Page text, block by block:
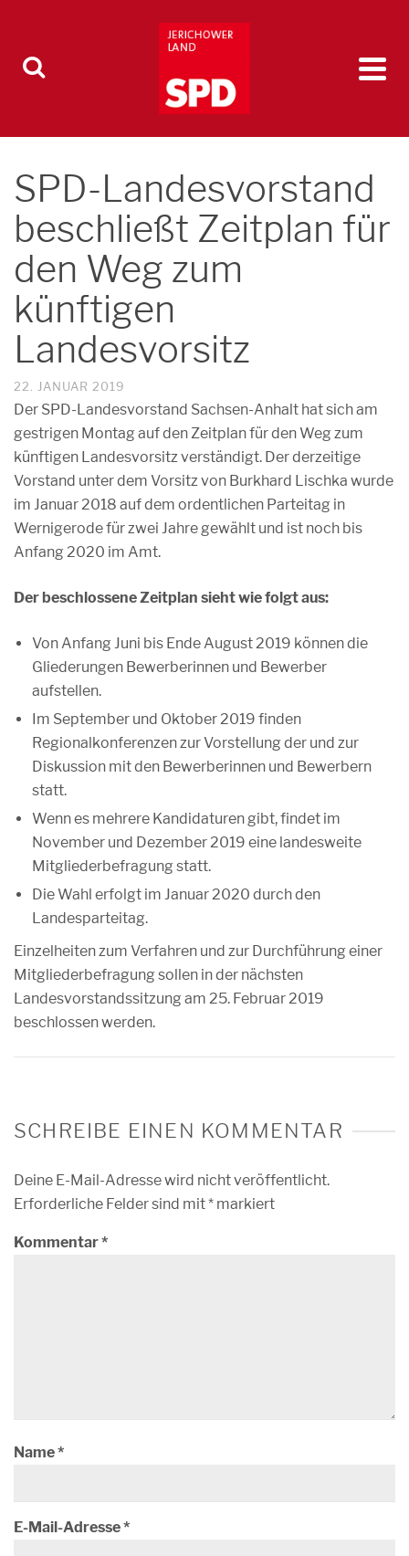
SPD-Landesvorstand
beschließt Zeitplan für
den Weg zum
künftigen
Landesvorsitz
22. JANUAR 2019
Der SPD-Landesvorstand Sachsen-Anhalt hat sich am
gestrigen Montag auf den Zeitplan für den Weg zum
künftigen Landesvorsitz verständigt. Der derzeitige
Vorstand unter dem Vorsitz von Burkhard Lischka wurde
im Januar 2018 auf dem ordentlichen Parteitag in
Wernigerode für zwei Jahre gewählt und ist noch bis
Anfang 2020 im Amt.
Der beschlossene Zeitplan sieht wie folgt aus:
Von Anfang Juni bis Ende August 2019 können die
Gliederungen Bewerberinnen und Bewerber
aufstellen.
Im September und Oktober 2019 finden
Regionalkonferenzen zur Vorstellung der und zur
Diskussion mit den Bewerberinnen und Bewerbern
statt.
Wenn es mehrere Kandidaturen gibt, findet im
November und Dezember 2019 eine landesweite
Mitgliederbefragung statt.
Die Wahl erfolgt im Januar 2020 durch den
Landesparteitag.
Einzelheiten zum Verfahren und zur Durchführung einer
Mitgliederbefragung sollen in der nächsten
Landesvorstandssitzung am 25. Februar 2019
beschlossen werden.
SCHREIBE EINEN KOMMENTAR
Deine E-Mail-Adresse wird nicht veröffentlicht.
Erforderliche Felder sind mit* markiert
Kommentar*
Name*
E-Mail-Adresse*